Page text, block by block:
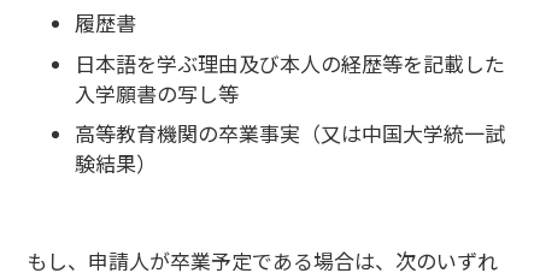
履歴書
日本語を学ぶ理由及び本人の経歴等を記載した
入学願書の写し等
高等教育機関の卒業事実（又は中国大学統一試
験結果）
もし、申請人が卒業予定である場合は、次のいずれ